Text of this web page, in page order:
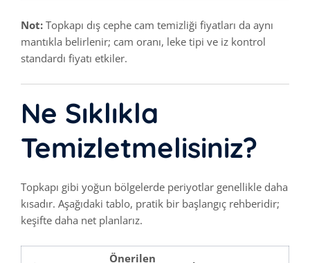
Not: Topkapı dış cephe cam temizliği fiyatları da aynı
mantıkla belirlenir; cam oranı, leke tipi ve iz kontrol
standardı fiyatı etkiler.
Ne Sıklıkla
Temizletmelisiniz?
Topkapı gibi yoğun bölgelerde periyotlar genellikle daha
kısadır. Aşağıdaki tablo, pratik bir başlangıç rehberidir;
keşifte daha net planlarız.
Önerilen